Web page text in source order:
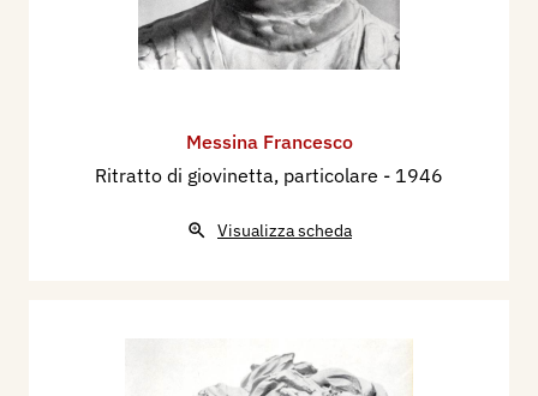
Messina Francesco
Ritratto di giovinetta, particolare - 1946
Visualizza scheda